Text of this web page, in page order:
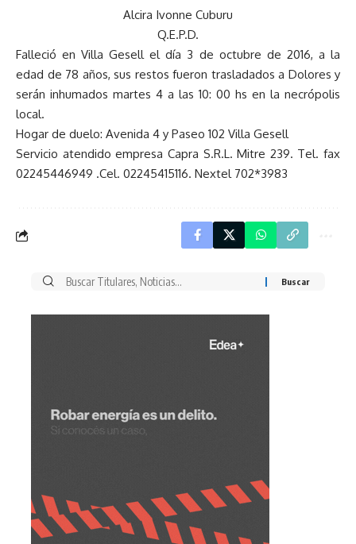
Alcira Ivonne Cuburu
Q.E.P.D.
Falleció en Villa Gesell el día 3 de octubre de 2016, a la
edad de 78 años, sus restos fueron trasladados a Dolores y
serán inhumados martes 4 a las 10: 00 hs en la necrópolis
local.
Hogar de duelo: Avenida 4 y Paseo 102 Villa Gesell
Servicio atendido empresa Capra S.R.L. Mitre 239. Tel. fax
02245446949 .Cel. 02245415116. Nextel 702*3983
Buscar